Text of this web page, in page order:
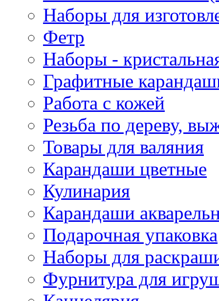
Наборы для
Фетр
Наборы -
Графитные
Работа с кожей
Резьба по дереву,
Товары для валяния
Карандаши цветные
Кулинария
Карандаши
Подарочная упаковка
Наборы для
Фурнитура для